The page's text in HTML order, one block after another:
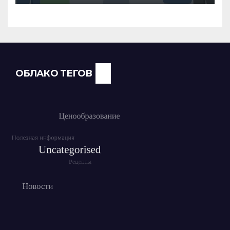
команды
ОБЛАКО ТЕГОВ